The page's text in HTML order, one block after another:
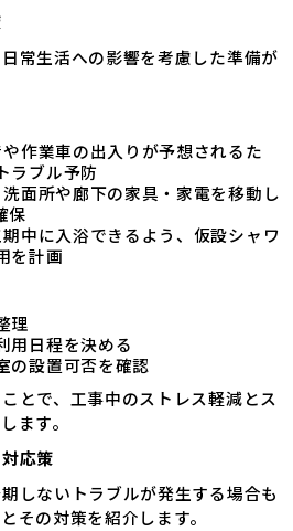
常生活への影響を考慮した準備が
や作業車の出入りが予想されるた
ラブル予防
洗面所や廊下の家具・家電を移動し
保
中に入浴できるよう、仮設シャワ
を計画
理
用日程を決める
の設置可否を確認
とで、工事中のストレス軽減とス
ます。
応策
しないトラブルが発生する場合も
その対策を紹介します。